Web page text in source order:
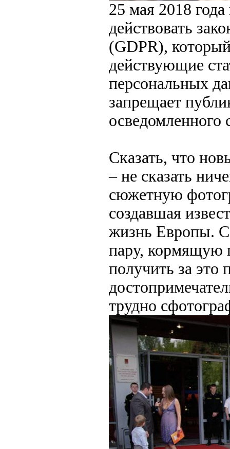
25 мая 2018
действовать
(GDPR),
действующие
персональных
запрещает
осведомленного
Сказать, что
– не сказать
сюжетную
создавшая
жизнь Европы. С
пару, кормящую
получить за
трудно